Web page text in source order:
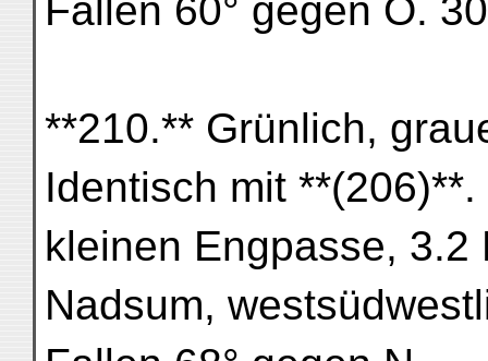
Fallen 60° gegen O.
**210.** Grünlich,
Identisch mit
kleinen Engpasse, 3.2
Nadsum,